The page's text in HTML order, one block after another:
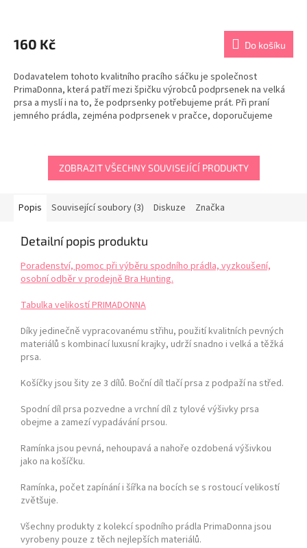
produktu
je
z
5
hvězdiček.
160 Kč Do košíku
Dodavatelem tohoto kvalitního pracího sáčku je společnost
PrimaDonna, která patří mezi špičku výrobců podprsenek na velká
prsa a myslí i na to, že podprsenky potřebujeme prát. Při praní
jemného prádla, zejména podprsenek v pračce, doporučujeme
ZOBRAZIT VŠECHNY SOUVISEJÍCÍ PRODUKTY
Popis Související soubory (3) Diskuze Značka
Detailní popis produktu
Poradenství, pomoc při výběru spodního prádla, vyzkoušení,
osobní odběr v prodejně Bra Hunting.
Tabulka velikostí PRIMADONNA
Díky jedinečně vypracovanému střihu, použití kvalitních pevných
materiálů s kombinací luxusní krajky, udrží snadno i velká a těžká
prsa.
Košíčky jsou šity ze 3 dílů. Boční díl tlačí prsa z podpaží na střed.
Spodní díl prsa pozvedne a vrchní díl z tylové výšivky prsa
obejme a zamezí vypadávání prsou.
Ramínka jsou pevná, nehoupavá a nahoře ozdobená výšivkou
jako na košíčku.
Ramínka, počet zapínání i šířka na bocích se s rostoucí velikostí
zvětšuje.
Všechny produkty z kolekcí spodního prádla PrimaDonna jsou
vyrobeny pouze z těch nejlepších materiálů.